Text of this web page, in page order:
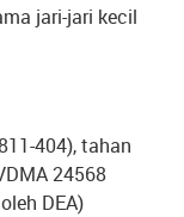
jari-jari kecil
404), tahan
24568
DEA)